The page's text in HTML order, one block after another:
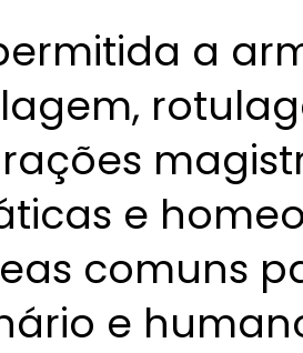
a
e
comuns
e